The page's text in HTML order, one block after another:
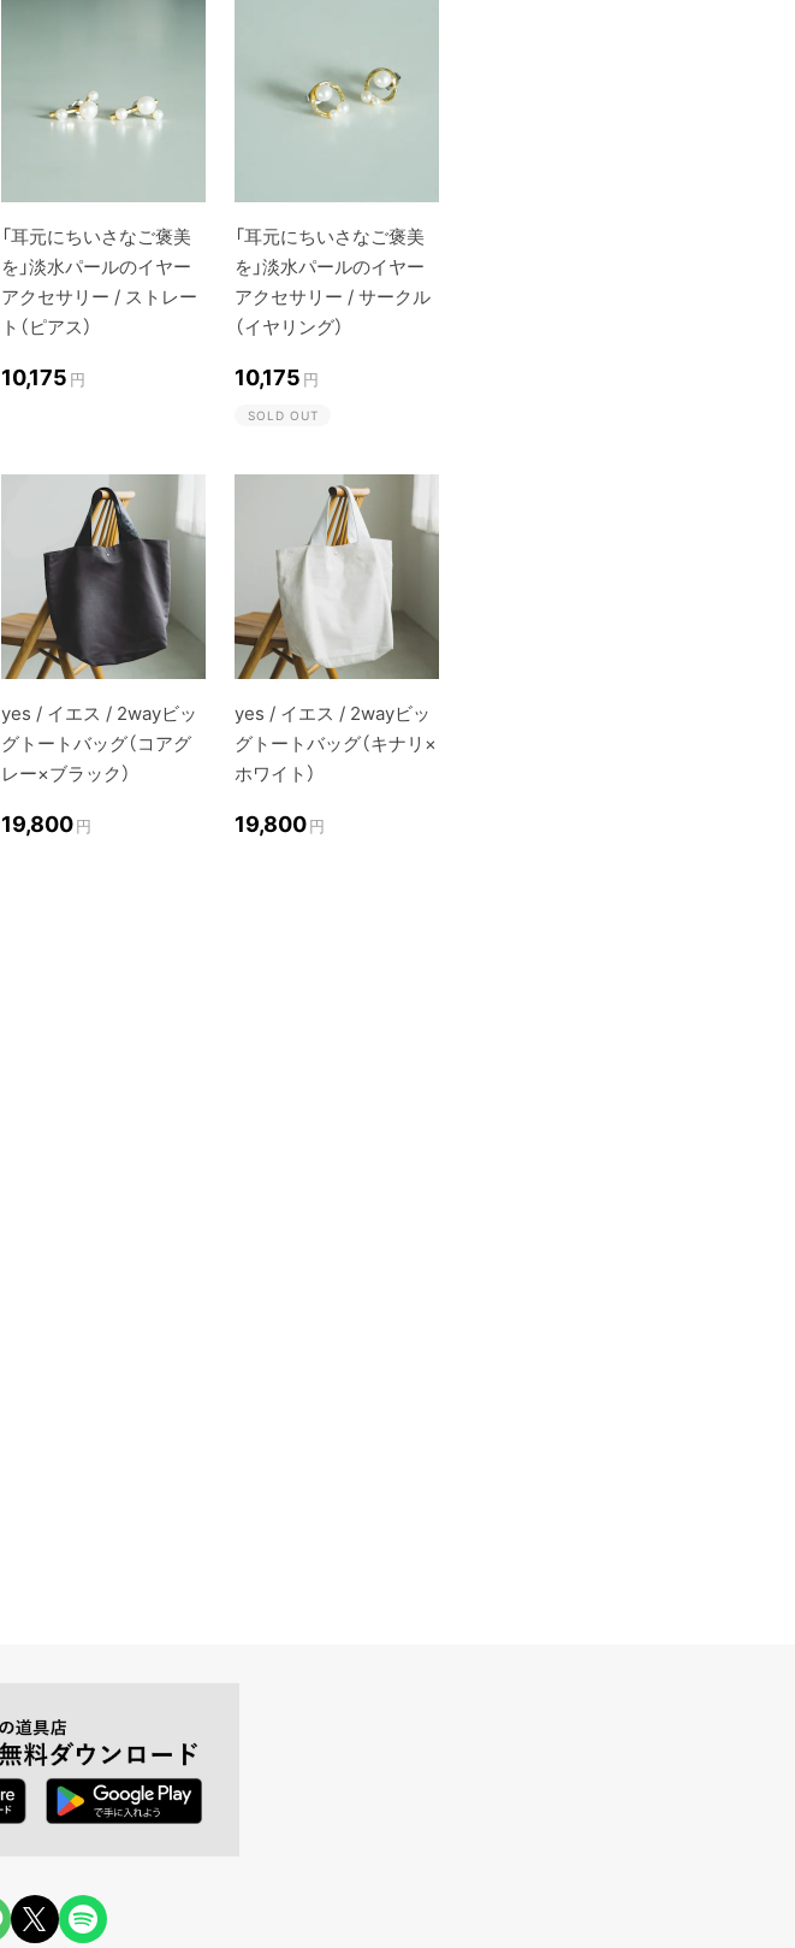
「耳元にちいさなご褒美
を」淡水パールのイヤー
アクセサリー / ストレー
ト（ピアス）
10,175 円
「耳元にちいさなご褒美
を」淡水パールのイヤー
アクセサリー / サークル
（イヤリング）
10,175 円
SOLD OUT
yes / イエス / 2wayビッ
グトートバッグ（コアグ
レー×ブラック）
19,800円
yes / イエス / 2wayビッ
グトートバッグ（キナリ×
ホワイト）
19,800円